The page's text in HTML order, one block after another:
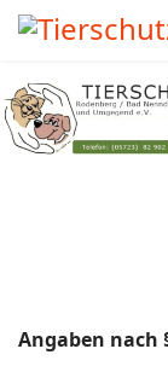
Angaben nach